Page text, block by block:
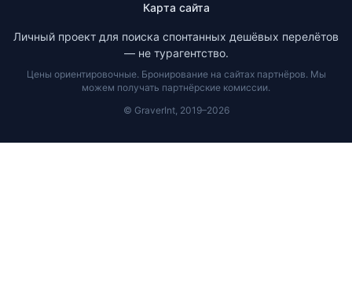
Карта сайта
Личный проект для поиска спонтанных дешёвых перелётов
— не турагентство.
Цены ориентировочные. Бронирование на сайтах партнёров. Мы
можем получать партнёрские комиссии.
© GraverInt, 2019–2026